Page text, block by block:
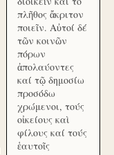
πλῆθος ἄκριτον
ποιεῖν. Αὐτοί δέ
τῶν κοινῶν
πόρων
ἀπολαύοντες
καί τῷ δημοσίω
προσόδω
χρώμενοι, τούς
οἰκείους καὶ
φίλους καί τούς
ἑαυτοῖς